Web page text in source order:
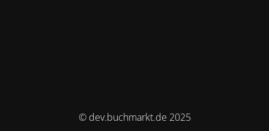
© dev.buchmarkt.de 2025